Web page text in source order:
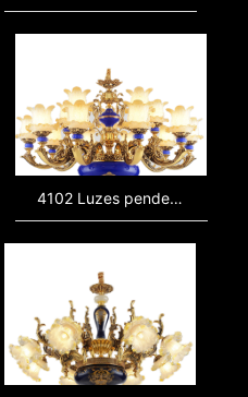
4102 Luzes pendentes, luzes de liga de zinco, luzes cerâmicas, luzes de vidro, luzes de resina